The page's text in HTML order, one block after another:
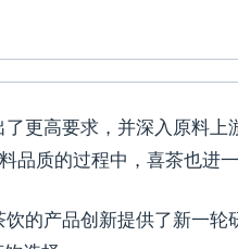
更高要求，并深入原料
质的过程中，喜茶也进
的产品创新提供了新一